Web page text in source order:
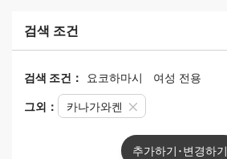
검색 조건
검색 조건： 요코하마시 여성 전용
그외： 카나가와켄
추가하기･변경하기